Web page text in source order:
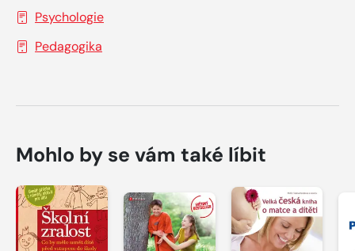
Psychologie
Pedagogika
Mohlo by se vám také líbit